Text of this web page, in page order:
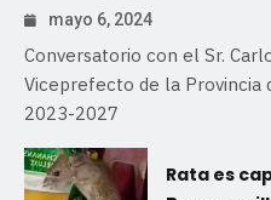
mayo 6, 2024
Conversatorio con el Sr.
Viceprefecto de la Provincia
2023-2027
Rata es